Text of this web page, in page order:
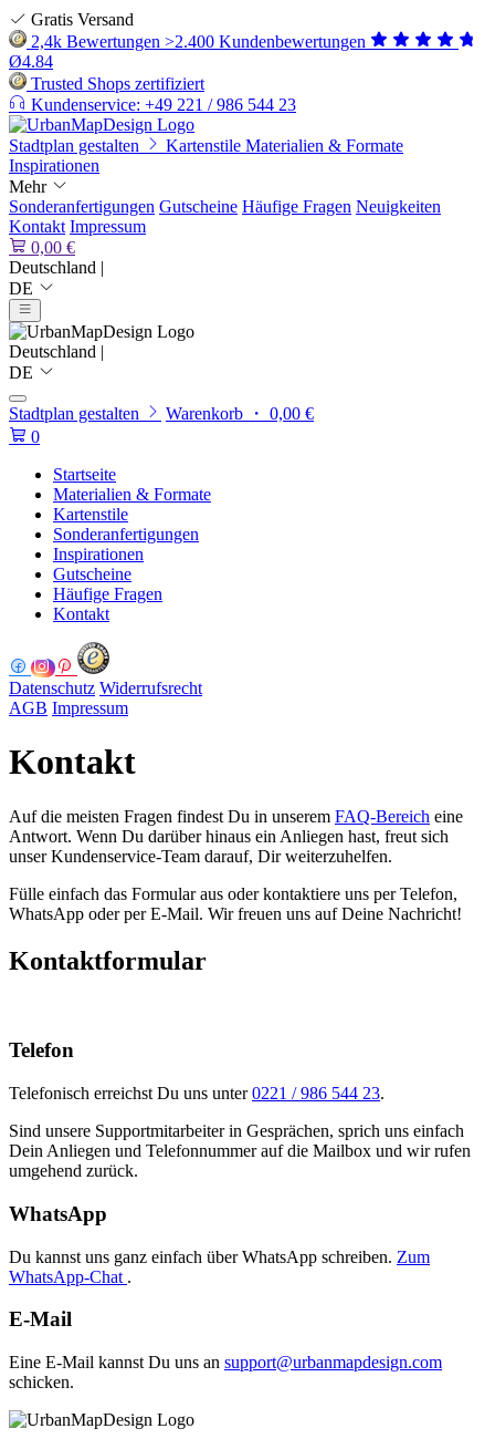
Gratis Versand
2,4k Bewertungen >2.400 Kundenbewertungen
Ø4.84
Trusted Shops zertifiziert
Kundenservice: +49 221 / 986 544 23
Stadtplan gestalten Kartenstile Materialien & Formate
Inspirationen
Mehr
Sonderanfertigungen Gutscheine Häufige Fragen Neuigkeiten
Kontakt Impressum
0,00 €
Deutschland |
DE
Deutschland |
DE
Stadtplan gestalten
Warenkorb ・ 0,00 €
0
Startseite
Materialien & Formate
Kartenstile
Sonderanfertigungen
Inspirationen
Gutscheine
Häufige Fragen
Kontakt
Datenschutz Widerrufsrecht
AGB Impressum
Kontakt
Auf die meisten Fragen findest Du in unserem FAQ-Bereich eine
Antwort. Wenn Du darüber hinaus ein Anliegen hast, freut sich
unser Kundenservice-Team darauf, Dir weiterzuhelfen.
Fülle einfach das Formular aus oder kontaktiere uns per Telefon,
WhatsApp oder per E-Mail. Wir freuen uns auf Deine Nachricht!
Kontaktformular
Telefon
Telefonisch erreichst Du uns unter0221 / 986 544 23.
Sind unsere Supportmitarbeiter in Gesprächen, sprich uns einfach
Dein Anliegen und Telefonnummer auf die Mailbox und wir rufen
umgehend zurück.
WhatsApp
Du kannst uns ganz einfach über WhatsApp schreiben. Zum
WhatsApp-Chat .
E-Mail
Eine E-Mail kannst Du uns an support@urbanmapdesign.com
schicken.